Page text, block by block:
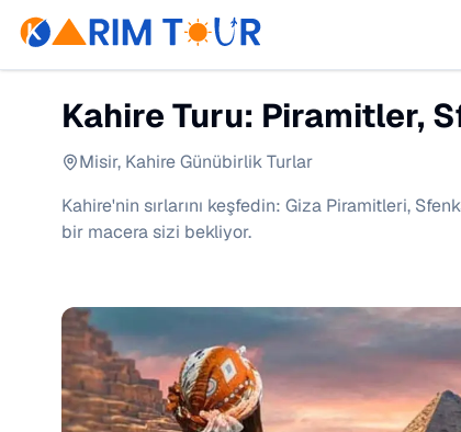
Kahire Turu: Piramitler,
Misir, Kahire Günübirlik Turlar
Kahire'nin sırlarını keşfedin: Giza Piramitleri,
bir macera sizi bekliyor.